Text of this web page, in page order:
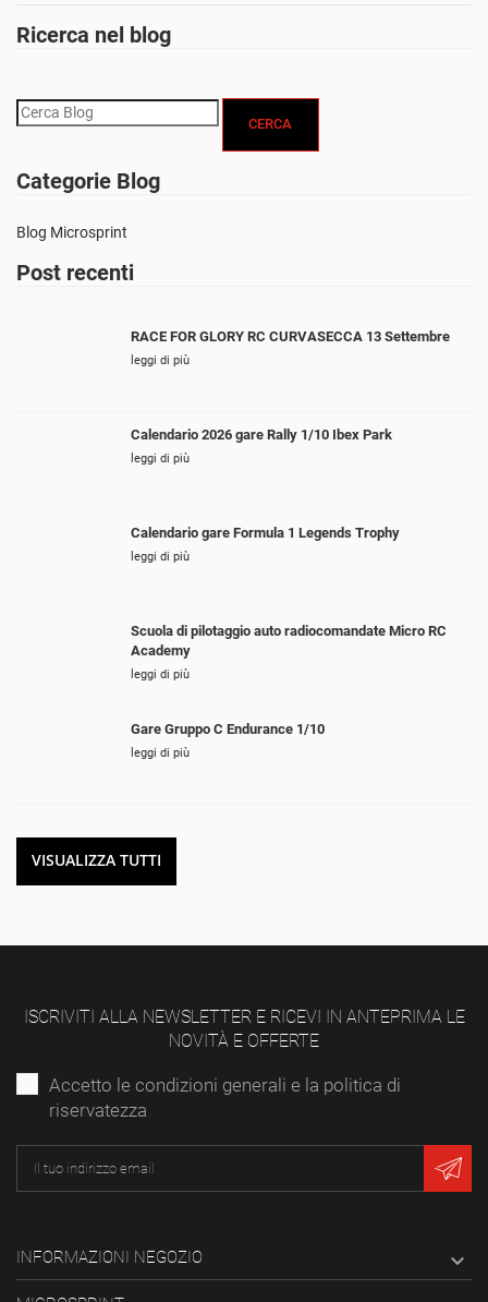
Ricerca nel blog
CERCA
Categorie Blog
Blog Microsprint
Post recenti
RACE FOR GLORY RC CURVASECCA 13 Settembre
leggi di più
Calendario 2026 gare Rally 1/10 Ibex Park
leggi di più
Calendario gare Formula 1 Legends Trophy
leggi di più
Scuola di pilotaggio auto radiocomandate Micro RC
Academy
leggi di più
Gare Gruppo C Endurance 1/10
leggi di più
VISUALIZZA TUTTI
ISCRIVITI ALLA NEWSLETTER E RICEVI IN ANTEPRIMA LE
NOVITÀ E OFFERTE
Accetto le condizioni generali e la politica di
riservatezza
INFORMAZIONI NEGOZIO 